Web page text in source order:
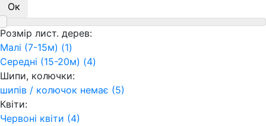
Ок
Розмір лист. дерев:
Малі (7-15м) (1)
Середні (15-20м) (4)
Шипи, колючки:
шипів / колючок немає (5)
Квіти:
Червоні квіти (4)